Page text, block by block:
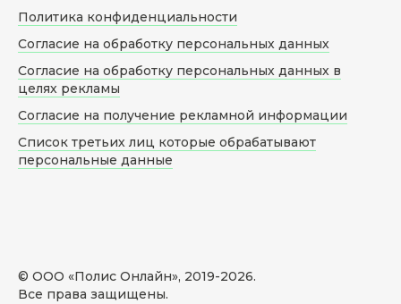
© ООО «Полис Онлайн», 2019-2026.
Все права защищены.
Политика конфиденциальности
Согласие на обработку персональных данных
Согласие на обработку персональных данных в
целях рекламы
Согласие на получение рекламной информации
Список третьих лиц которые обрабатывают
персональные данные